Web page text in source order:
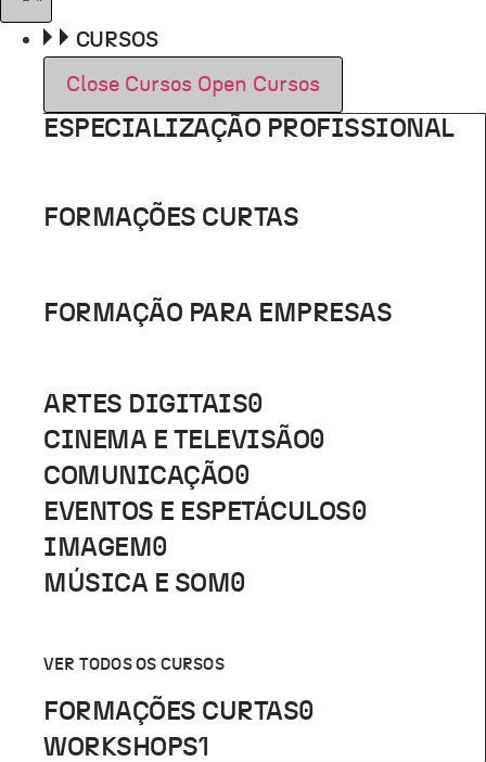
CURSOS
Close Cursos Open Cursos
ESPECIALIZAÇÃO PROFISSIONAL
FORMAÇÕES CURTAS
FORMAÇÃO PARA EMPRESAS
ARTES DIGITAIS0
CINEMA E TELEVISÃO0
COMUNICAÇÃO0
EVENTOS E ESPETÁCULOS0
IMAGEM 0
MÚSICA E SOM 0
VER TODOS OS CURSOS
FORMAÇÕES CURTAS0
WORKSHOPS1